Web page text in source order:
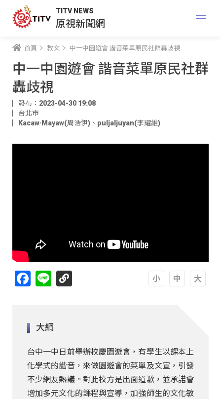
TITV NEWS
原視新聞網
首頁 教文 中一中園遊會 諧音菜單原民社群轟歧視
中一中園遊會 諧音菜單原民社群
轟歧視
發布：2023-04-30 19:08
台北市
Kacaw·Mayaw(周浩伊) 、 puljaljuyan(李耀維)
Facebook
Line
大綱
台中一中日前舉辦校慶園遊會，有學生以課本上
化學式的諧音，來做園遊會的菜單及文宣，引發
不少網友熱議。對此校方是出面道歉，並承諾會
增加多元文化的課程與宣導，加強師生的文化敏